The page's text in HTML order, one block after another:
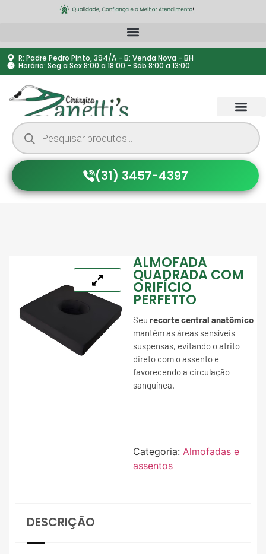
R: Padre Pedro Pinto, 394/A - B: Venda Nova - BH
Horário: Seg a Sex 8:00 a 18:00 - Sáb 8:00 a 13:00
(31) 3457-4397
ALMOFADA
QUADRADA COM
ORIFÍCIO
PERFETTO
Seu recorte central anatômico
mantém as áreas sensíveis
suspensas, evitando o atrito
direto com o assento e
favorecendo a circulação
sanguínea.
Categoria: Almofadas e
assentos
DESCRIÇÃO